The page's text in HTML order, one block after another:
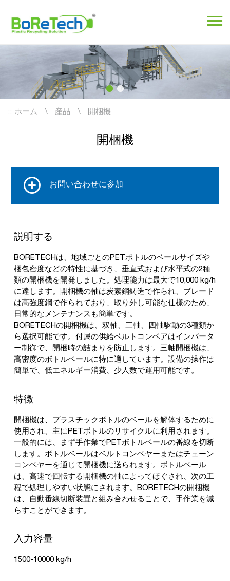
:: ホーム 産品 開梱機
開梱機
お問い合わせに参加
説明する
BORETECHは、地域ごとのPETボトルのベールサイズや
梱包密度などの特性に基づき、垂直式および水平式の2種
類の開梱機を開発しました。処理能力は最大で10,000 kg/h
に達します。開梱機の軸は炭素鋼鋳造で作られ、ブレード
は高強度鋼で作られており、取り外し可能な仕様のため、
日常的なメンテナンスも簡単です。
BORETECHの開梱機は、双軸、三軸、四軸駆動の3種類か
ら選択可能です。付属の供給ベルトコンベアはインバータ
ー制御で、開梱時の詰まりを防止します。三軸開梱機は、
高密度のボトルベールに特に適しています。設備の操作は
簡単で、低エネルギー消費、少人数で運用可能です。
特徴
開梱機は、プラスチックボトルのベールを解体するために
使用され、主にPETボトルのリサイクルに利用されます。
一般的には、まず手作業でPETボトルベールの番線を切断
します。ボトルベールはベルトコンベヤーまたはチェーン
コンベヤーを通じて開梱機に送られます。ボトルベール
は、高速で回転する開梱機の軸によってほぐされ、次の工
程で処理しやすい状態にされます。BORETECHの開梱機
は、自動番線切断装置と組み合わせることで、手作業を減
らすことができます。
入力容量
1500-10000 kg/h